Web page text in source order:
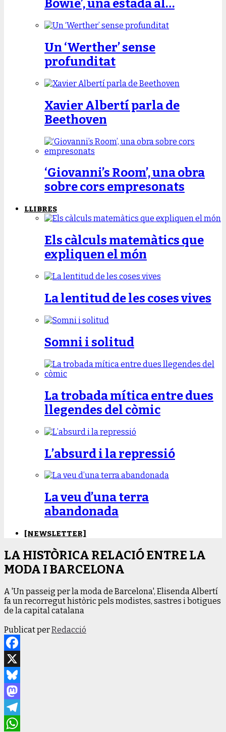
Bowie’, una estada al…
Un ‘Werther’ sense
profunditat
Xavier Albertí parla de
Beethoven
‘Giovanni’s Room’, una obra
sobre cors empresonats
LLIBRES
Els càlculs matemàtics que
expliquen el món
La lentitud de les coses vives
Somni i solitud
La trobada mítica entre dues
llegendes del còmic
L’absurd i la repressió
La veu d’una terra
abandonada
[NEWSLETTER]
LA HISTÒRICA RELACIÓ ENTRE LA
MODA I BARCELONA
A 'Un passeig per la moda de Barcelona', Elisenda Albertí
fa un recorregut històric pels modistes, sastres i botigues
de la capital catalana
Publicat perRedacció
Facebook
X
Bluesky
Mastodon
Telegram